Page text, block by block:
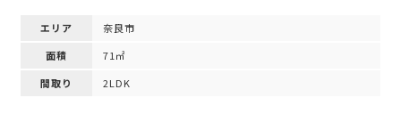
エリア
奈良市
面積
71㎡
間取り
2LDK